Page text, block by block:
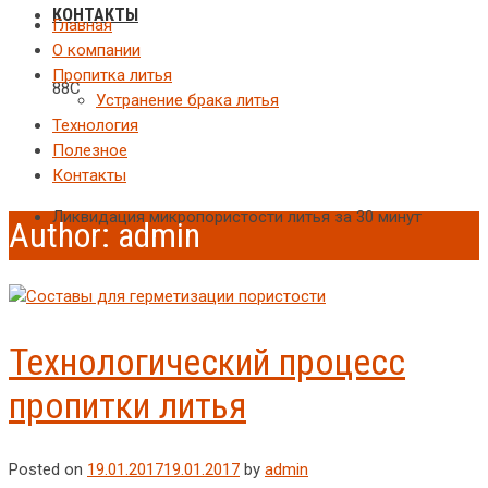
88С
Ликвидация микропористости литья за 30 минут
КОНТАКТЫ
Главная
О компании
Пропитка литья
Устранение брака литья
Технология
Полезное
Контакты
Author:admin
Технологический процесс
пропитки литья
Posted on 19.01.201719.01.2017 by admin